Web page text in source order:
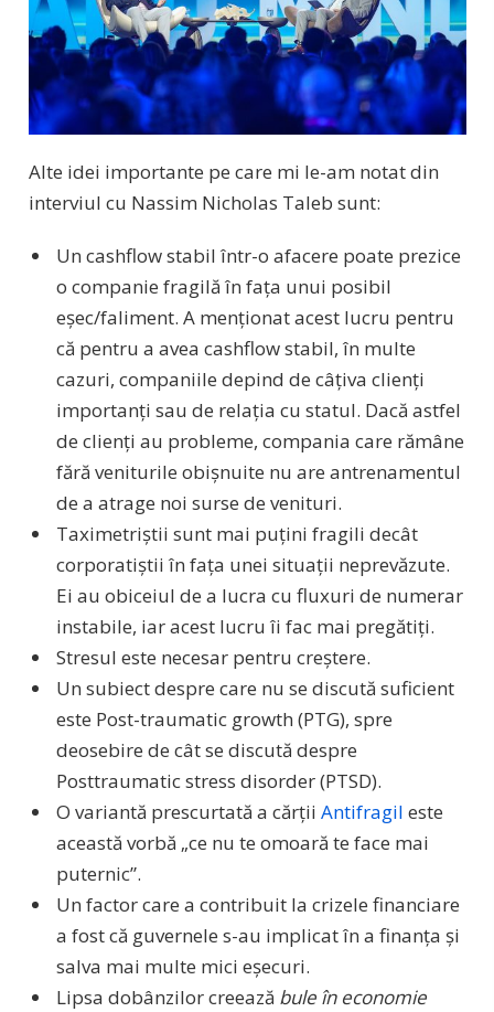
Alte idei importante pe care mi le-am notat din
interviul cu Nassim Nicholas Taleb sunt:
Un cashflow stabil într-o afacere poate prezice
o companie fragilă în fața unui posibil
eșec/faliment. A menționat acest lucru pentru
că pentru a avea cashflow stabil, în multe
cazuri, companiile depind de câțiva clienți
importanți sau de relația cu statul. Dacă astfel
de clienți au probleme, compania care rămâne
fără veniturile obișnuite nu are antrenamentul
de a atrage noi surse de venituri.
Taximetriștii sunt mai puțini fragili decât
corporatiștii în fața unei situații neprevăzute.
Ei au obiceiul de a lucra cu fluxuri de numerar
instabile, iar acest lucru îi fac mai pregătiți.
Stresul este necesar pentru creștere.
Un subiect despre care nu se discută suficient
este Post-traumatic growth (PTG), spre
deosebire de cât se discută despre
Posttraumatic stress disorder (PTSD).
O variantă prescurtată a cărții Antifragil este
această vorbă „ce nu te omoară te face mai
puternic”.
Un factor care a contribuit la crizele financiare
a fost că guvernele s-au implicat în a finanța și
salva mai multe mici eșecuri.
Lipsa dobânzilor creează bule în economie